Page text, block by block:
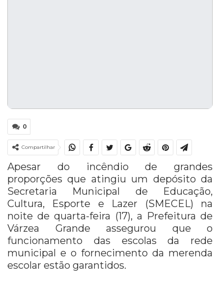
0
Compartilhar
Apesar do incêndio de grandes
proporções que atingiu um depósito da
Secretaria Municipal de Educação,
Cultura, Esporte e Lazer (SMECEL) na
noite de quarta-feira (17), a Prefeitura de
Várzea Grande assegurou que o
funcionamento das escolas da rede
municipal e o fornecimento da merenda
escolar estão garantidos.